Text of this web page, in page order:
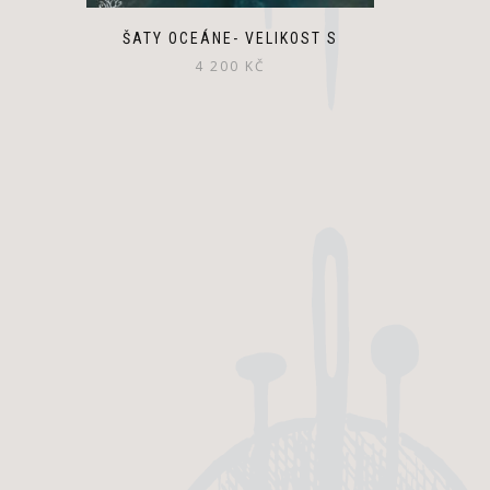
ŠATY OCEÁNE- VELIKOST S
4 200 KČ